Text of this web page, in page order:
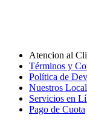
Atencion al
Términos y
Política de
Nuestros
Servicios en
Pago de Cuota